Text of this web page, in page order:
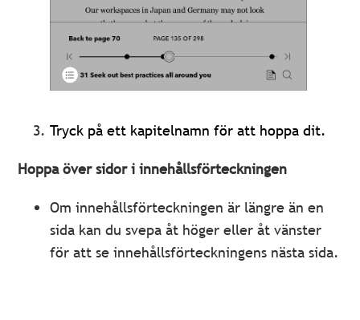
Tryck på ett kapitelnamn för att hoppa dit.
Hoppa över sidor i innehållsförteckningen
Om innehållsförteckningen är längre än en
sida kan du svepa åt höger eller åt vänster
för att se innehållsförteckningens nästa sida.